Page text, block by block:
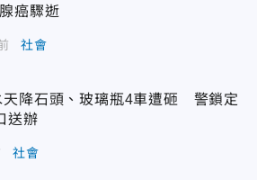
癌驟逝
社會
天降石頭、玻璃瓶4車遭砸 警鎖定
送辦
社會